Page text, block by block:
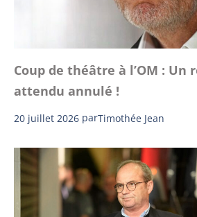
Coup de théâtre à l’OM :
attendu annulé !
20 juillet 2026 parTimothée Jean